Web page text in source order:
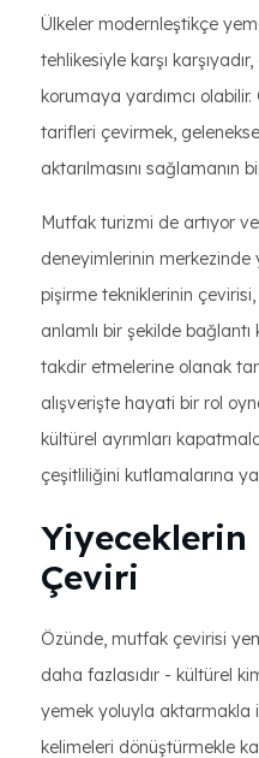
Ülkeler modernleştikçe
tehlikesiyle karşı
korumaya yardımcı
tarifleri çevirmek,
aktarılmasını sağlamanın
Mutfak turizmi de artıyor
deneyimlerinin merkezinde
pişirme tekniklerinin
anlamlı bir şekilde bağlantı
takdir etmelerine olanak
alışverişte hayati bir rol
kültürel ayrımları
çeşitliliğini kutlamalarına
Yiyeceklerin
Çeviri
Özünde, mutfak çevirisi
daha fazlasıdır - kültürel
yemek yoluyla aktarmakla
kelimeleri dönüştürmekle